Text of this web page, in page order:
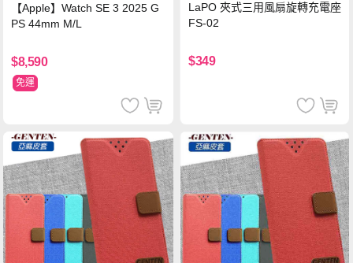
【Apple】Watch SE 3 2025 G
PS 44mm M/L
$8,590
免運
LaPO 夾式三用風扇旋轉充電座
FS-02
$349